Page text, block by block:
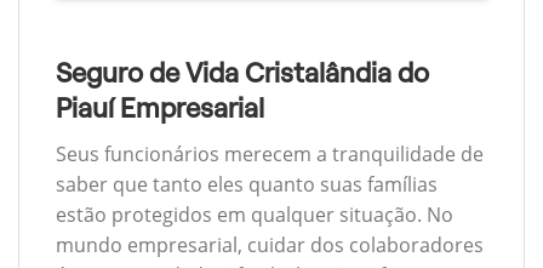
Seguro de Vida Cristalândia do
Piauí Empresarial
Seus funcionários merecem a tranquilidade de
saber que tanto eles quanto suas famílias
estão protegidos em qualquer situação. No
mundo empresarial, cuidar dos colaboradores